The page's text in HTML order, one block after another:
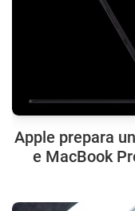
Apple prepara
e MacBook